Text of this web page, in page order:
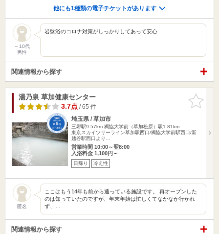
他にも1種類の電子チケットがあります
～10代
男性
岩盤浴のコロナ対策がしっかりしてあって安心
関連情報から探す
お気に入
りに追加
湯乃泉 草加健康センター
3.7点/ 65 件
埼玉県 / 草加市
三郷駅9.57km 獨協大学前（草加松原）駅1.81km
東京スカイツリーライン草加駅西口/獨協大学前駅西口/新
越谷駅西口より…
営業時間 10:00～翌8:00
入浴料金 1,100円～
日帰り 冷え性
匿名
ここはもう14年も前から通っている施設です。 再オープンした
のは知っていたのですが、年末年始は忙しくてなかなか行かれ
ず、…
関連情報から探す